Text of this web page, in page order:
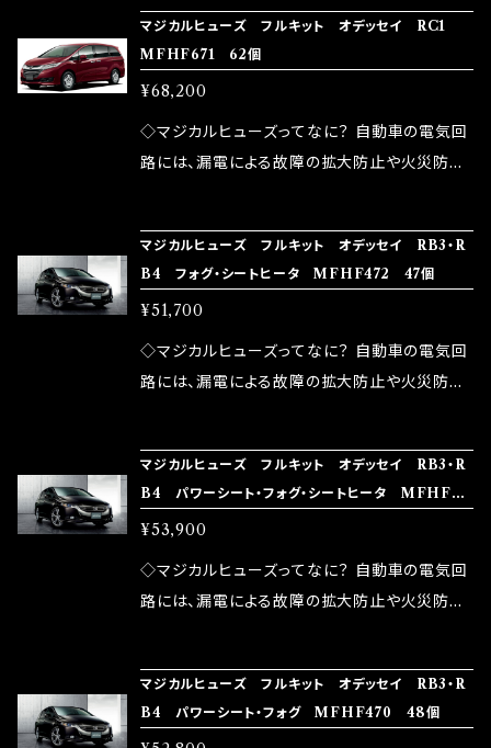
など、これらの効果は、タウンユースだけでなく、
モータースポーツシーンでの実証実験の上、 製
品化を果たしております。
ズが、マジカルヒューズになります。 ◇マジカル
ヒューズの効果 マジカルヒューズは放電防止効
果・接触抵抗低減効果により、このような効果を
発揮します。 ・アクセルレスポンスの向上 ・アイ
ドリング安定化（静粛性UP） ・ターボ車のターボ
など、これらの効果は、タウンユースだけでなく、
モータースポーツシーンでの実証実験の上、 製
品化を果たしております。
路として、各回路への電力供給を行っています。
しかし、ヒューズには拭い去れない欠点があり
ます。 1.溶接回路であるため、配線と比較し抵抗
が大きい。 2.金属部分が露出している為、空気
中に漏電してしまう。 3.金属プレートが接触する
ズが、マジカルヒューズになります。 ◇マジカル
ヒューズの効果 マジカルヒューズは放電防止効
果・接触抵抗低減効果により、このような効果を
発揮します。 ・アクセルレスポンスの向上 ・アイ
ドリング安定化（静粛性UP） ・ターボ車のターボ
など、これらの効果は、タウンユースだけでなく、
モータースポーツシーンでの実証実験の上、 製
品化を果たしております。
マジカルヒューズ フルキット オデッセイ RC1
MFHF671 62個
¥68,200
◇マジカルヒューズってなに？ 自動車の電気回
路には、漏電による故障の拡大防止や火災防止
路として、各回路への電力供給を行っています。
しかし、ヒューズには拭い去れない欠点があり
ます。 1.溶接回路であるため、配線と比較し抵抗
が大きい。 2.金属部分が露出している為、空気
中に漏電してしまう。 3.金属プレートが接触する
ズが、マジカルヒューズになります。 ◇マジカル
ヒューズの効果 マジカルヒューズは放電防止効
果・接触抵抗低減効果により、このような効果を
発揮します。 ・アクセルレスポンスの向上 ・アイ
ドリング安定化（静粛性UP） ・ターボ車のターボ
など、これらの効果は、タウンユースだけでなく、
モータースポーツシーンでの実証実験の上、 製
マジカルヒューズ フルキット オデッセイ RB3・R
B4 フォグ・シートヒータ MFHF472 47個
¥51,700
◇マジカルヒューズってなに？ 自動車の電気回
路には、漏電による故障の拡大防止や火災防止
路として、各回路への電力供給を行っています。
しかし、ヒューズには拭い去れない欠点があり
ます。 1.溶接回路であるため、配線と比較し抵抗
が大きい。 2.金属部分が露出している為、空気
中に漏電してしまう。 3.金属プレートが接触する
ズが、マジカルヒューズになります。 ◇マジカル
ヒューズの効果 マジカルヒューズは放電防止効
マジカルヒューズ フルキット オデッセイ RB3・R
B4 パワーシート・フォグ・シートヒータ MFHF47
1 49個
¥53,900
◇マジカルヒューズってなに？ 自動車の電気回
路には、漏電による故障の拡大防止や火災防止
路として、各回路への電力供給を行っています。
しかし、ヒューズには拭い去れない欠点があり
マジカルヒューズ フルキット オデッセイ RB3・R
B4 パワーシート・フォグ MFHF470 48個